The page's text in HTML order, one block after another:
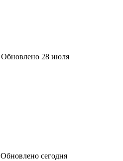
Обновлено 28 июля
Обновлено сегодня